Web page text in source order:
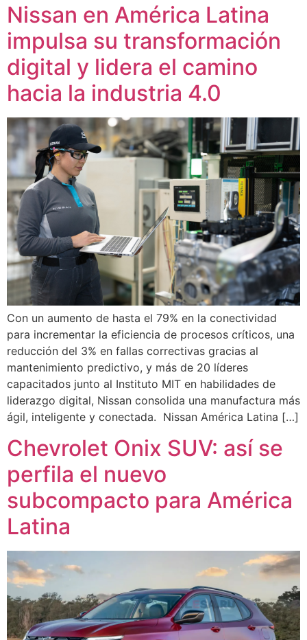
Nissan en América Latina
impulsa su transformación
digital y lidera el camino
hacia la industria 4.0
Con un aumento de hasta el 79% en la conectividad
para incrementar la eficiencia de procesos críticos, una
reducción del 3% en fallas correctivas gracias al
mantenimiento predictivo, y más de 20 líderes
capacitados junto al Instituto MIT en habilidades de
liderazgo digital, Nissan consolida una manufactura más
ágil, inteligente y conectada. Nissan América Latina […]
Chevrolet Onix SUV: así se
perfila el nuevo
subcompacto para América
Latina